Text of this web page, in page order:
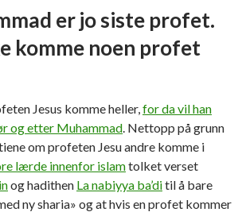
er jo siste profet.
komme noen profet
Jesus komme heller,for da vil han
og etter Muhammad. Nettopp på grunn
om profeten Jesu andre komme i
lærde innenfor islamtolket verset
og hadithen La nabiyya ba’ditil å bare
ny sharia» og at hvis en profet kommer